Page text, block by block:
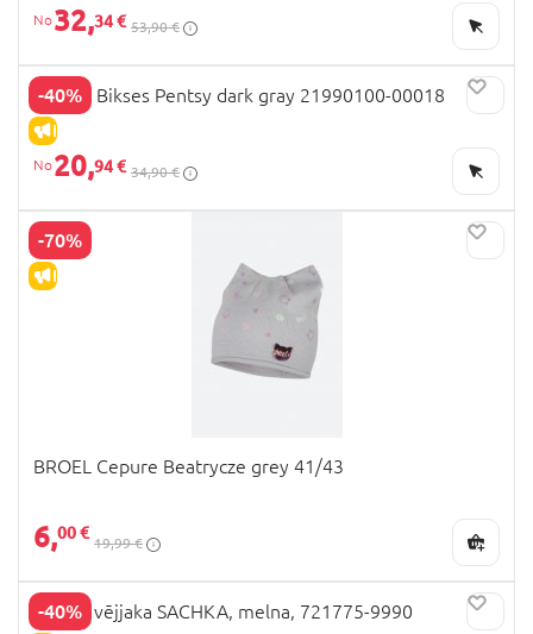
32,34 € 53,90 €
-40%
IZPĀRDOŠANA
HUPPA Bikses Pentsy dark gray 21990100-00018
20,94 € 34,90 €
-70%
IZPĀRDOŠANA
BROEL Cepure Beatrycze grey 41/43
6,00 €
19,99 €
-40%
LASSIE vējjaka SACHKA, melna, 721775-9990